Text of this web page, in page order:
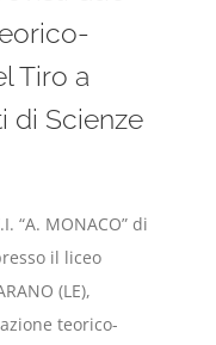
Tiro a
di Scienze
“A. MONACO” di
il liceo
(LE),
teorico-